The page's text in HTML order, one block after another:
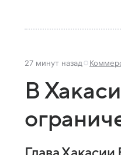
27 минут назад
В